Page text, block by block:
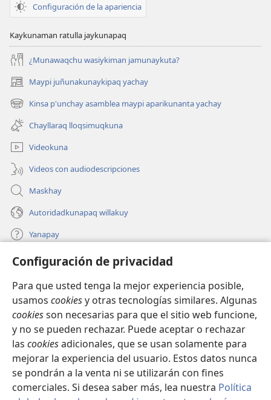
Configuración de privacidad
Para que usted tenga la mejor experiencia posible,
usamos cookiesy otras tecnologías similares. Algunas
cookiesson necesarias para que el sitio web funcione,
y no se pueden rechazar. Puede aceptar o rechazar
las cookiesadicionales, que se usan solamente para
mejorar la experiencia del usuario. Estos datos nunca
se pondrán a la venta ni se utilizarán con fines
comerciales. Si desea saber más, lea nuestra Política
Configuración de la apariencia
Kaykunaman ratulla jaykunapaq
¿Munawaqchu wasiykiman jamunaykuta?
Maypi juñunakunaykipaq yachay
(abre
una
nueva
ventana)
Kinsa p'unchay asamblea maypi aparikunanta yachay
(abre
una
nueva
ventana)
Chayllaraq lloqsimuqkuna
Videokuna
Videos con audiodescripciones
Maskhay
Autoridadkunapaq willakuy
Yanapay
Donacionta churanapaq
una
nueva
ventana)
INTERNETPI QELQANCHISKUNA Watchtower™
(abre
una
nueva
ventana)
JW Hub
(abre
una
nueva
ventana)
JW Library ®